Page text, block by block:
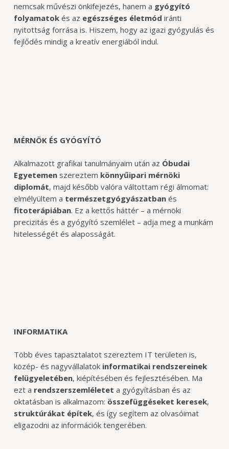
nemcsak művészi önkifejezés, hanem a gyógyító
folyamatok és az egészséges életmód iránti
nyitottság forrása is. Hiszem, hogy az igazi gyógyulás és
fejlődés mindig a kreatív energiából indul.
MÉRNÖK ÉS GYÓGYÍTÓ
Alkalmazott grafikai tanulmányaim után az Óbudai
Egyetemen szereztem könnyűipari mérnöki
diplomát, majd később valóra váltottam régi álmomat:
elmélyültem a természetgyógyászatban és
fitoterápiában. Ez a kettős háttér – a mérnöki
precizitás és a gyógyító szemlélet – adja meg a munkám
hitelességét és alaposságát.
INFORMATIKA
Több éves tapasztalatot szereztem IT területen is,
közép- és nagyvállalatok informatikai rendszereinek
felügyeletében, kiépítésében és fejlesztésében. Ma
ezt a rendszerszemléletet a gyógyításban és az
oktatásban is alkalmazom: összefüggéseket keresek,
struktúrákat építek, és így segítem az olvasóimat
eligazodni az információk tengerében.